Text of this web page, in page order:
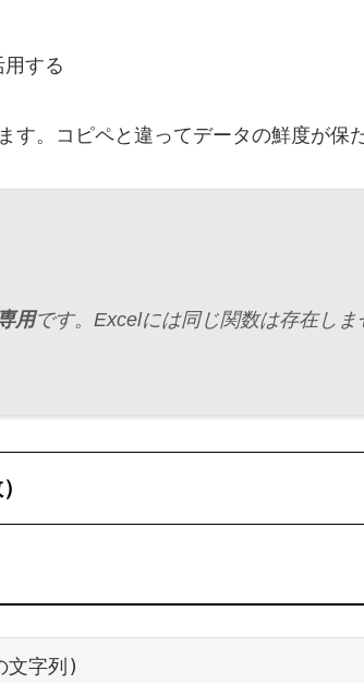
する
。コピペと違ってデータの鮮度が保
用です。Excelには同じ関数は存在し
文字列)